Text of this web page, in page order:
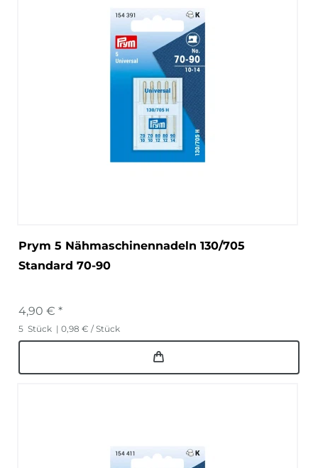
Prym 5 Nähmaschinennadeln 130/705
Standard 70-90
4,90 € *
5 Stück | 0,98 € / Stück